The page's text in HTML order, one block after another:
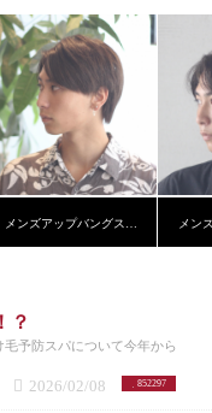
メンズアップバングスタイル メン
？
予防スパについて今年から
852297
2026/02/08